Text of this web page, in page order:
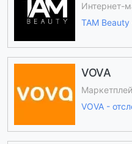
Интернет-
TAM
VOVA
VOVA -